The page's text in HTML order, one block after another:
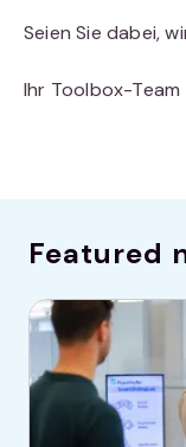
Seien Sie dabei,
Ihr Toolbox-Team
Featured